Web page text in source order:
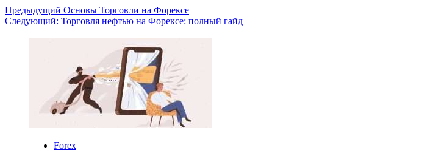
Навигация
записи
Предыдущий Основы Торговли на Форексе
Следующий: Торговля нефтью на Форексе: полный гайд
Forex